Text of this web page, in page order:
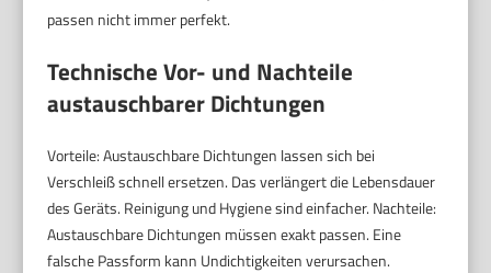
passen nicht immer perfekt.
Technische Vor- und Nachteile
austauschbarer Dichtungen
Vorteile: Austauschbare Dichtungen lassen sich bei
Verschleiß schnell ersetzen. Das verlängert die Lebensdauer
des Geräts. Reinigung und Hygiene sind einfacher. Nachteile:
Austauschbare Dichtungen müssen exakt passen. Eine
falsche Passform kann Undichtigkeiten verursachen.